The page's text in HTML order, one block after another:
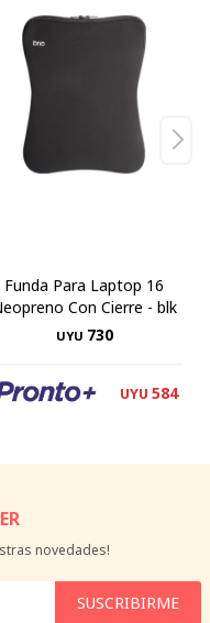
Funda Para Laptop 16
Con Cierre - blk
UYU 730
UYU 584
novedades!
SUSCRIBIRME